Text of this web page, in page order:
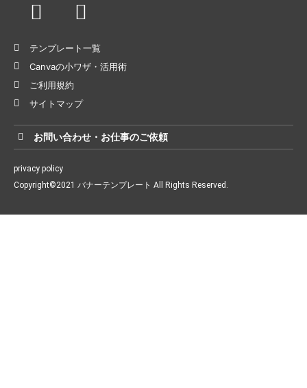
テンプレート一覧
Canvaの小ワザ・活用術
ご利用規約
サイトマップ
お問い合わせ・お仕事のご依頼
privacy policy
Copyright©2021 バナーテンプレート All Rights Reserved.